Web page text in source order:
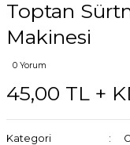
Toptan
Makinesi
0 Yorum
45,00 TL +
Kategori